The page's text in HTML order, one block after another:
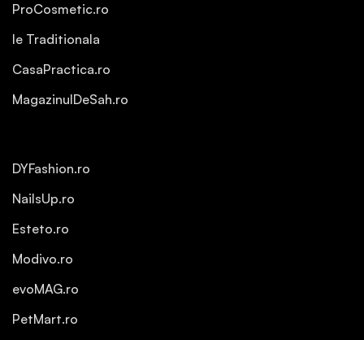
ProCosmetic.ro
Ie Traditionala
CasaPractica.ro
MagazinulDeSah.ro
DYFashion.ro
NailsUp.ro
Esteto.ro
Modivo.ro
evoMAG.ro
PetMart.ro